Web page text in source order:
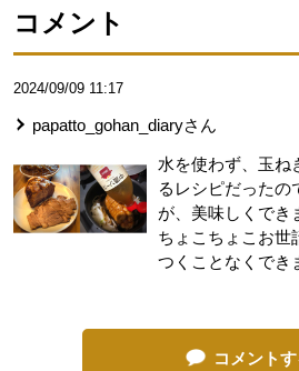
コメント
2024/09/09 11:17
papatto_gohan_diaryさん
水を使わず、玉ね
るレシピだったの
が、美味しくでき
ちょこちょこお世
つくことなくでき
コメント